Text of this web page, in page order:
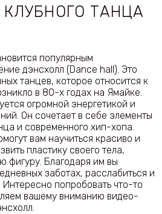
ТАНЦА
популярным
дэнсхолл (Dance hall). Это
танцев, которое относится к
в 80-х годах на Ямайке.
огромной энергетикой и
Он сочетает в себе элементы
и современного хип-хопа.
вам научиться красиво и
пластику своего тела,
фигуру. Благодаря им вы
заботах, расслабиться и
Интересно попробовать что-то
вашему вниманию видео-